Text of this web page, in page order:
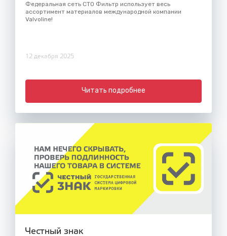
Федеральная сеть СТО Фильтр использует весь
ассортимент материалов международной компании
Valvoline!
12 декабря 2025
Читать подробнее
Честный знак